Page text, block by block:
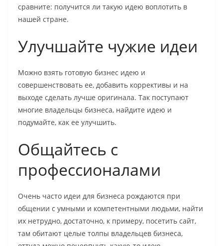
сравните: получится ли такую идею воплотить в
нашей стране.
Улучшайте чужие идеи
Можно взять готовую бизнес идею и
совершенствовать ее, добавить коррективы и на
выходе сделать лучше оригинала. Так поступают
многие владельцы бизнеса, найдите идею и
подумайте, как ее улучшить.
Общайтесь с
профессионалами
Очень часто идеи для бизнеса рождаются при
общении с умными и компетентными людьми, найти
их нетрудно, достаточно, к примеру, посетить сайт,
там обитают целые толпы владельцев бизнеса,